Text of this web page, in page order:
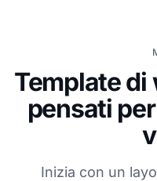
Template
pensati
Inizia con un